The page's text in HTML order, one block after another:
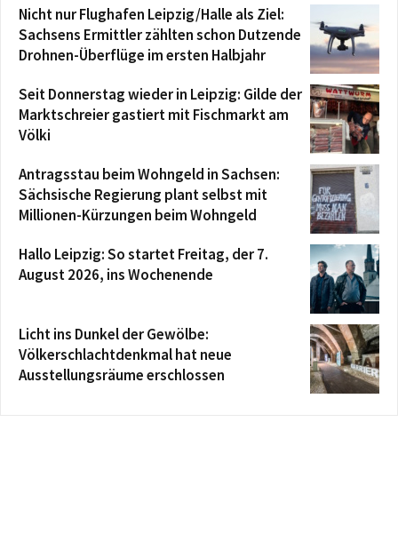
Nicht nur Flughafen Leipzig/Halle als Ziel:
Sachsens Ermittler zählten schon Dutzende
Drohnen-Überflüge im ersten Halbjahr
Seit Donnerstag wieder in Leipzig: Gilde der
Marktschreier gastiert mit Fischmarkt am
Völki
Antragsstau beim Wohngeld in Sachsen:
Sächsische Regierung plant selbst mit
Millionen-Kürzungen beim Wohngeld
Hallo Leipzig: So startet Freitag, der 7.
August 2026, ins Wochenende
Licht ins Dunkel der Gewölbe:
Völkerschlachtdenkmal hat neue
Ausstellungsräume erschlossen